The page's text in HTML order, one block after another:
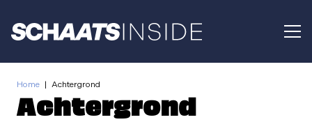
Home | Achtergrond
Achtergrond